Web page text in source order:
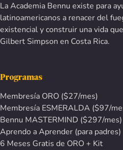
La Academia Bennu existe para
latinoamericanos a renacer del
existencial y construir una vida
Gilbert Simpson en Costa Rica.
Programas
Membresía ORO ($27/mes)
Membresía ESMERALDA ($97/
Bennu MASTERMIND ($297/mes)
Aprendo a Aprender (para padres)
6 Meses Gratis de ORO + Kit